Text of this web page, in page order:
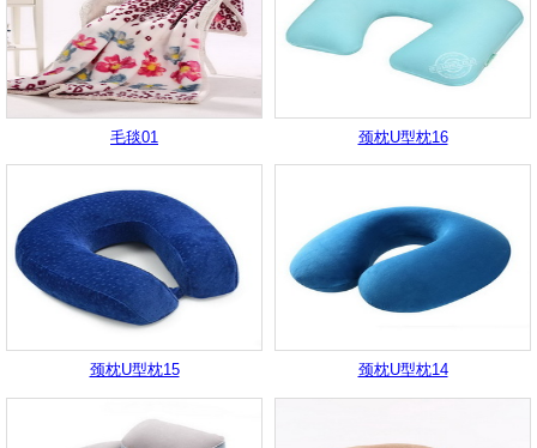
毛毯01 颈枕U型枕16
颈枕U型枕15 颈枕U型枕14